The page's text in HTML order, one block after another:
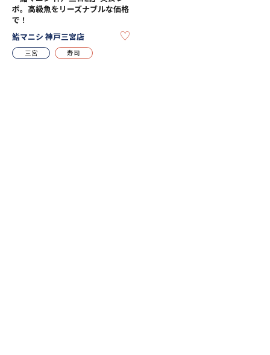
ポ。高級魚をリーズナブルな価格
で！
鮨マニシ 神戸三宮店
三宮 寿司